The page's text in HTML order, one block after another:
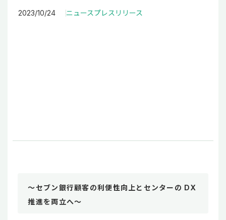
ニュースプレスリリース
2023/10/24
～セブン銀行顧客の利便性向上とセンターの DX
推進を両立へ～